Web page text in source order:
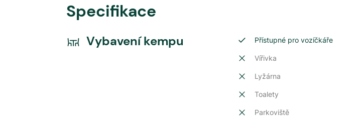
Specifikace
Vybavení kempu Přístupné pro vozíčkáře
Vířivka
Lyžárna
Toalety
Parkoviště